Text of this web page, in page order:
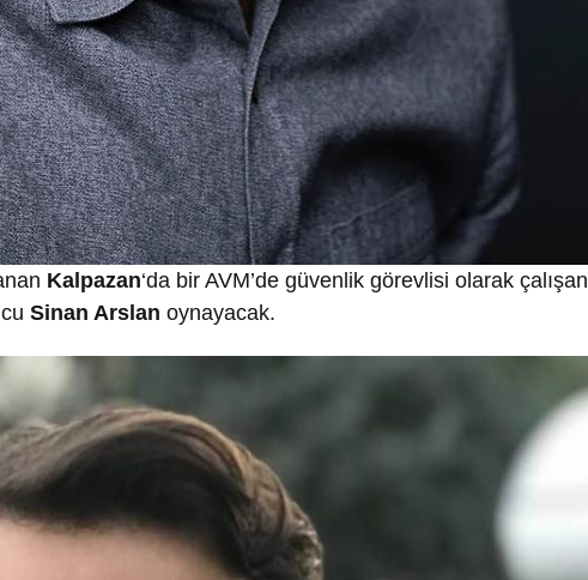
Kalpazan‘da bir AVM’de güvenlik görevlisi olarak çalışan
Sinan Arslan oynayacak.